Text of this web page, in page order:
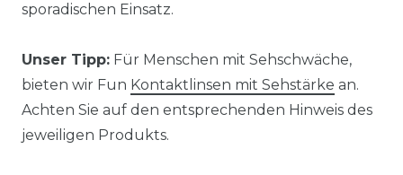
sporadischen Einsatz.
Unser Tipp: Für Menschen mit Sehschwäche,
bieten wir Fun Kontaktlinsen mit Sehstärke an.
Achten Sie auf den entsprechenden Hinweis des
jeweiligen Produkts.